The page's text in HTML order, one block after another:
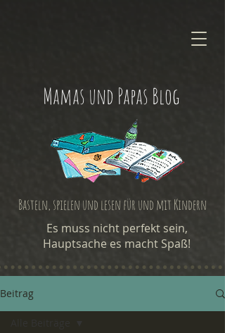
Mamas und Papas Blog
Es muss nicht perfekt sein,
Hauptsache es macht Spaß!
Basteln, spielen und lesen für und mit Kindern
Beitrag